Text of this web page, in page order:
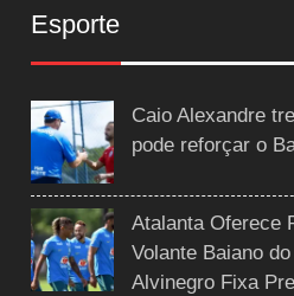
Esporte
Caio Alexandre
pode reforçar o
Atalanta Oferece
Volante Baiano
Alvinegro Fixa